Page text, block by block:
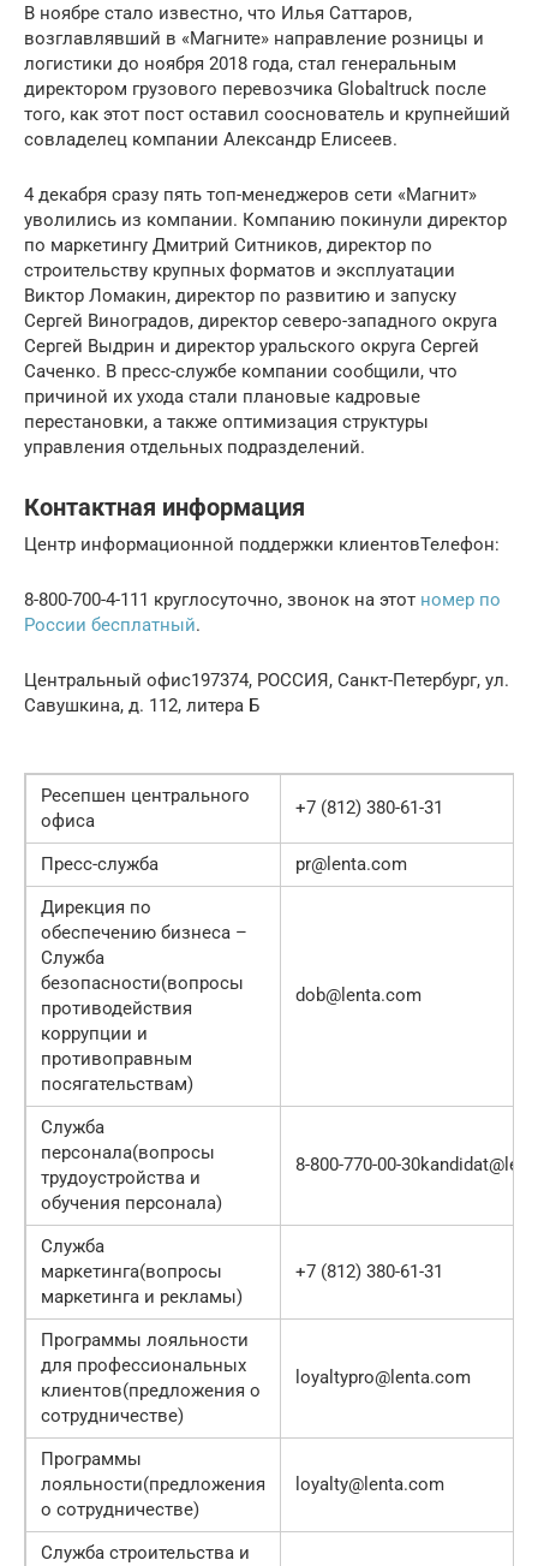
В ноябре стало известно, что Илья Саттаров,
возглавлявший в «Магните» направление розницы и
логистики до ноября 2018 года, стал генеральным
директором грузового перевозчика Globaltruck после
того, как этот пост оставил сооснователь и крупнейший
совладелец компании Александр Елисеев.
4 декабря сразу пять топ-менеджеров сети «Магнит»
уволились из компании. Компанию покинули директор
по маркетингу Дмитрий Ситников, директор по
строительству крупных форматов и эксплуатации
Виктор Ломакин, директор по развитию и запуску
Сергей Виноградов, директор северо-западного округа
Сергей Выдрин и директор уральского округа Сергей
Саченко. В пресс-службе компании сообщили, что
причиной их ухода стали плановые кадровые
перестановки, а также оптимизация структуры
управления отдельных подразделений.
Контактная информация
Центр информационной поддержки клиентовТелефон:
8-800-700-4-111 круглосуточно, звонок на этот номер по
России бесплатный.
Центральный офис197374, РОССИЯ, Санкт-Петербург, ул.
Савушкина, д. 112, литера Б
Ресепшен центрального
офиса
+7 (812) 380-61-31
Пресс-служба
pr@lenta.com
Дирекция по
обеспечению бизнеса –
Служба
безопасности(вопросы
противодействия
коррупции и
противоправным
посягательствам)
dob@lenta.com
Служба
персонала(вопросы
трудоустройства и
обучения персонала)
8-800-770-00-
Служба
маркетинга(вопросы
маркетинга и рекламы)
+7 (812) 380-61-31
Программы лояльности
для профессиональных
клиентов(предложения о
сотрудничестве)
loyaltypro@lenta.com
Программы
лояльности(предложения
о сотрудничестве)
loyalty@lenta.com
Служба строительства и